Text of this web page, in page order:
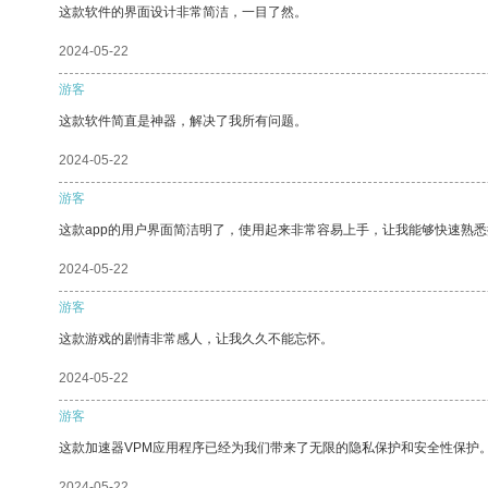
这款软件的界面设计非常简洁，一目了然。
2024-05-22
游客
这款软件简直是神器，解决了我所有问题。
2024-05-22
游客
这款app的用户界面简洁明了，使用起来非常容易上手，让我能够快速熟悉
2024-05-22
游客
这款游戏的剧情非常感人，让我久久不能忘怀。
2024-05-22
游客
这款加速器VPM应用程序已经为我们带来了无限的隐私保护和安全性保护。